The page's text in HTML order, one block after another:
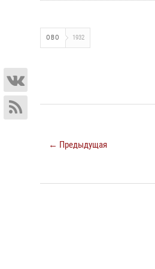
ОВО 1932
← Предыдущая